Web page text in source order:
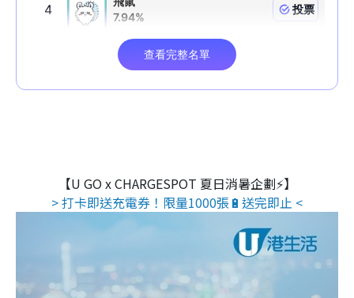
【U GO x CHARGESPOT 夏日消暑企劃⚡】
> 打卡即送充電券！限量1000張🔋送完即止 <